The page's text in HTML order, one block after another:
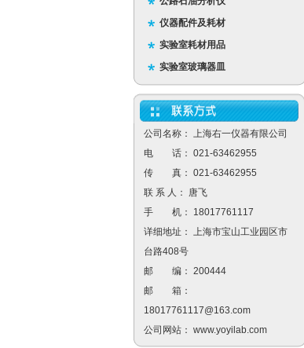
仪器配件及耗材
实验室耗材用品
实验室玻璃器皿
公司名称： 上海右一仪器有限公司
电 话： 021-63462955
传 真： 021-63462955
联 系 人： 唐飞
手 机： 18017761117
详细地址： 上海市宝山工业园区市
台路408号
邮 编： 200444
邮 箱：
18017761117@163.com
公司网站： www.yoyilab.com